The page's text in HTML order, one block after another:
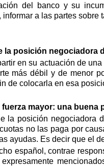
del banco y su
a las partes sobre
la posición negociadora
en su actuación de
más débil y de menor
de colocarla en esa
fuerza mayor: una buena
la posición negociadora
no las paga por
ayudas. Es decir que el
español, contrae